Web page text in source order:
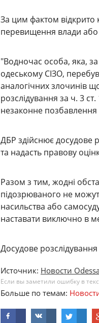
За цим фактом
перевищення влади
"Водночас особа, яка,
одеському CІЗО,
аналогічних злочинів
розслідування за ч. 3
незаконне позбавлення
ДБР здійснює досудове
та надасть правову
Разом з тим, жодні
підозрюваного не
насильства або
наставати виключно в
Досудове
Источник: Новости
Если вы заметили ошибку в
Больше по темам: